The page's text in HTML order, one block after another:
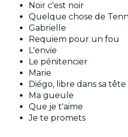
Noir c'est noir
Quelque chose de
Gabrielle
Requiem pour un fou
L'envie
Le pénitencier
Marie
Diégo, libre dans sa tête
Ma gueule
Que je t'aime
Je te promets